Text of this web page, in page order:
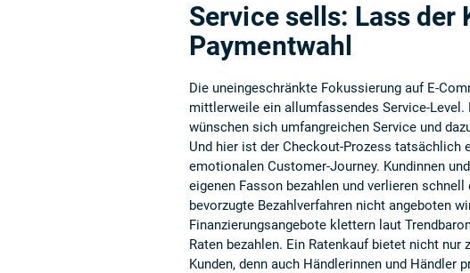
Service sells: Lass der
Paymentwahl
Die uneingeschränkte Fokussierung auf E-
mittlerweile ein allumfassendes Service-
wünschen sich umfangreichen Service und
Und hier ist der Checkout-Prozess tatsächlich
emotionalen Customer-Journey. Kundinnen
eigenen Fasson bezahlen und verlieren
bevorzugte Bezahlverfahren nicht angeboten
Finanzierungsangebote klettern laut
Raten bezahlen. Ein Ratenkauf bietet nicht
Kunden, denn auch Händlerinnen und